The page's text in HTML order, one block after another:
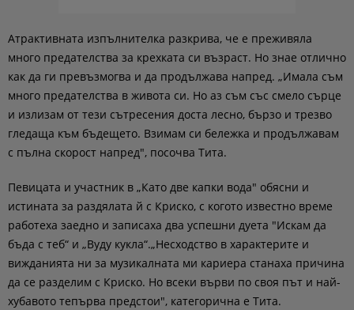
Атрактивната изпълнителка разкрива, че е преживяла
много предателства за крехката си възраст. Но знае отлично
как да ги превъзмогва и да продължава напред. „Имала съм
много предателства в живота си. Но аз съм със смело сърце
и излизам от тези сътресения доста лесно, бързо и трезво
гледаща към бъдещето. Взимам си бележка и продължавам
с пълна скорост напред", посочва Тита.
Певицата и участник в „Като две капки вода" обясни и
истината за раздялата й с Криско, с когото известно време
работеха заедно и записаха два успешни дуета "Искам да
бъда с теб“ и „Вуду кукла“.„Несходство в характерите и
вижданията ни за музикалната ми кариера станаха причина
да се разделим с Криско. Но всеки върви по своя път и най-
хубавото тепърва предстои", категорична е Тита.